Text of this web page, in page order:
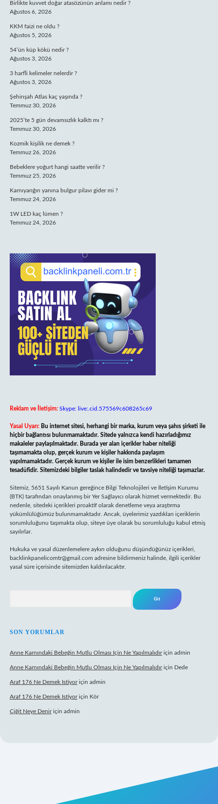
Birlikte kuvvet doğar atasözünün anlamı nedir ?
Ağustos 6, 2026
KKM faizi ne oldu ?
Ağustos 5, 2026
54’ün küp kökü nedir ?
Ağustos 3, 2026
3 harfli kelimeler nelerdir ?
Ağustos 3, 2026
Şehinşah Atlas kaç yaşında ?
Temmuz 30, 2026
2025’te 5 gün devamsızlık kalktı mı ?
Temmuz 30, 2026
Kozmik kişilik ne demek ?
Temmuz 26, 2026
Bebeklere yoğurt hangi saatte verilir ?
Temmuz 25, 2026
Karnıyarığın yanına bulgur pilavı gider mi ?
Temmuz 24, 2026
1W LED kaç lümen ?
Temmuz 24, 2026
Reklam ve İletişim: Skype: live:.cid.575569c608265c69
Yasal Uyarı: Bu internet sitesi, herhangi bir marka, kurum veya şahıs şirketi ile
hiçbir bağlantısı bulunmamaktadır. Sitede yalnızca kendi hazırladığımız
makaleler paylaşılmaktadır. Burada yer alan içerikler haber niteliği
taşımamakta olup, gerçek kurum ve kişiler hakkında paylaşım
yapılmamaktadır. Gerçek kurum ve kişiler ile isim benzerlikleri tamamen
tesadüfidir. Sitemizdeki bilgiler taslak halindedir ve tavsiye niteliği taşımazlar.
Sitemiz, 5651 Sayılı Kanun gereğince Bilgi Teknolojileri ve İletişim Kurumu
(BTK) tarafından onaylanmış bir Yer Sağlayıcı olarak hizmet vermektedir. Bu
nedenle, sitedeki içerikleri proaktif olarak denetleme veya araştırma
yükümlülüğümüz bulunmamaktadır. Ancak, üyelerimiz yazdıkları içeriklerin
sorumluluğunu taşımakta olup, siteye üye olarak bu sorumluluğu kabul etmiş
sayılırlar.
Hukuka ve yasal düzenlemelere aykırı olduğunu düşündüğünüz içerikleri,
backlinkpanelicomtr@gmail.com adresine bildirmeniz halinde, ilgili içerikler
yasal süre içerisinde sitemizden kaldırılacaktır.
SON YORUMLAR
Anne Karnındaki Bebeğin Mutlu Olması Için Ne Yapılmalıdıriçin admin
Anne Karnındaki Bebeğin Mutlu Olması Için Ne Yapılmalıdıriçin Dede
Araf 176 Ne Demek Istiyoriçin admin
Araf 176 Ne Demek Istiyoriçin Kör
Çiğit Neye Deniriçin admin
www.betexper.xyz/